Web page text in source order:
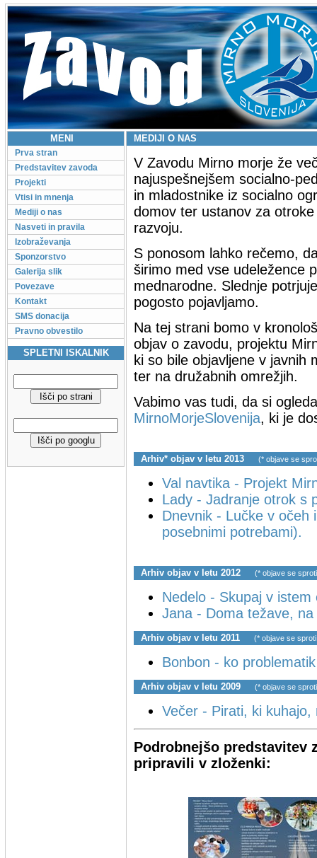
MENI
Prva stran
Predstavitev zavoda
Projekti
Vtisi in mnenja
Mediji o nas
Nasveti in pravila
Izobraževanja
Sponzorstvo
Galerija slik
Povezave
Kontakt
SMS donacija
Pravno obvestilo
SPLETNI ISKALNIK
MEDIJI O NAS
V Zavodu Mirno morje že
najuspešnejšem socialno-
in mladostnike iz socialno
domov ter ustanov za
razvoju.
S ponosom lahko rečemo,
širimo med vse udeležence
mednarodne. Slednje
pogosto pojavljamo.
Na tej strani bomo v
objav o zavodu, projektu
ki so bile objavljene v javnih
ter na družabnih omrežjih.
Vabimo vas tudi, da si
MirnoMorjeSlovenija, ki je
Arhiv* objav v letu 2013 (* objave se
Val navtika - Projekt
Lady - Jadranje otrok s
Dnevnik - Lučke v očeh
posebnimi potrebami).
Arhiv objav v letu 2012 (* objave se
Nedelo - Skupaj v
Jana - Doma težave,
Arhiv objav v letu 2011 (* objave se
Bonbon - ko
Arhiv objav v letu 2009 (* objave se
Večer - Pirati, ki
Podrobnejšo predstavitev
pripravili v zloženki: